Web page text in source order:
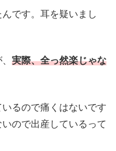
んです。耳を疑いまし
実際、全っ然楽じゃな
るので痛くはないです
ので出産しているって